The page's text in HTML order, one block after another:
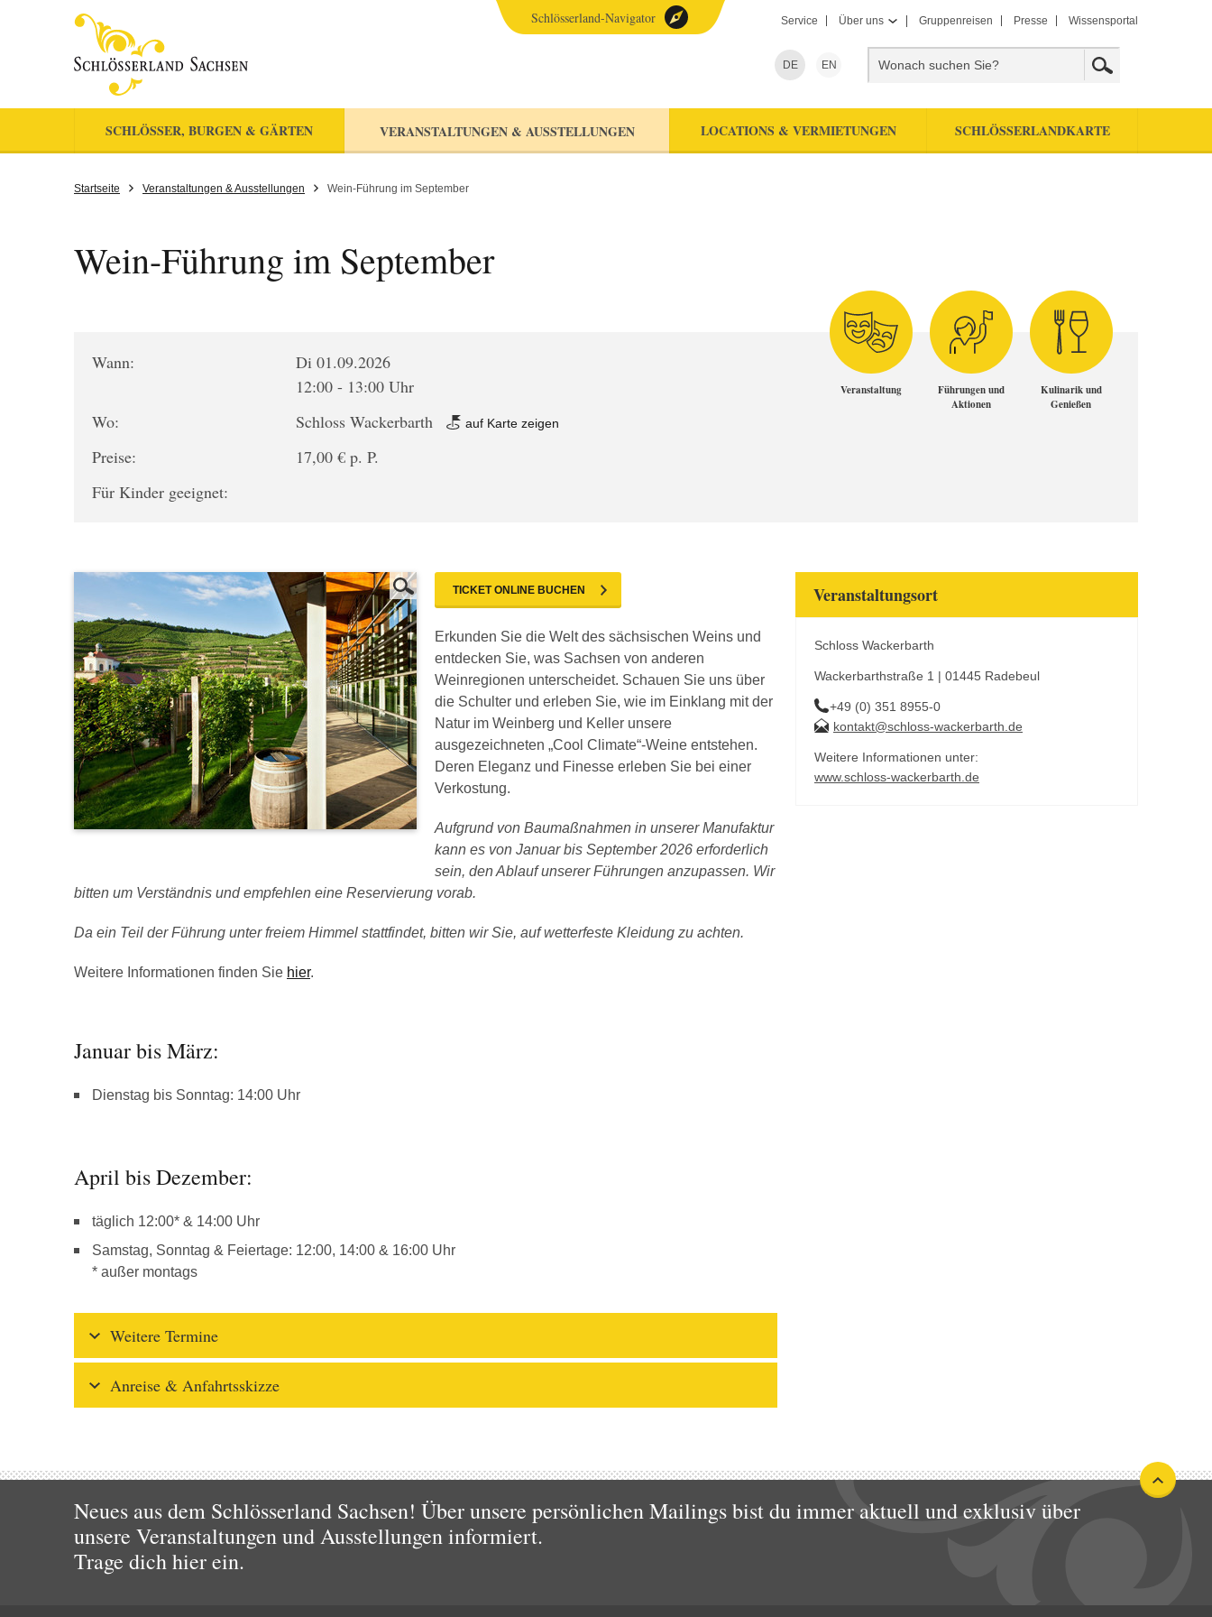
Service Über uns Gruppenreisen Presse Wissensportal
DE EN
SCHLÖSSER, BURGEN & GÄRTEN VERANSTALTUNGEN & AUSSTELLUNGEN LOCATIONS & VERMIETUNGEN SCHLÖSSERLANDKARTE
Schlösserland-Navigator
Startseite Veranstaltungen & Ausstellungen Wein-Führung im September
Wein-Führung im September
Wann:
Di 01.09.2026
12:00 - 13:00 Uhr
Wo:
Schloss Wackerbarth auf Karte zeigen
Preise:
17,00 € p. P.
Für Kinder geeignet:
Veranstaltung
Führungen und
Aktionen
Kulinarik und
Genießen
TICKET ONLINE BUCHEN
Erkunden Sie die Welt des sächsischen Weins und
entdecken Sie, was Sachsen von anderen
Weinregionen unterscheidet. Schauen Sie uns über
die Schulter und erleben Sie, wie im Einklang mit der
Natur im Weinberg und Keller unsere
ausgezeichneten „Cool Climate“-Weine entstehen.
Deren Eleganz und Finesse erleben Sie bei einer
Verkostung.
Aufgrund von Baumaßnahmen in unserer Manufaktur
kann es von Januar bis September 2026 erforderlich
sein, den Ablauf unserer Führungen anzupassen. Wir
bitten um Verständnis und empfehlen eine Reservierung vorab.
Da ein Teil der Führung unter freiem Himmel stattfindet, bitten wir Sie, auf wetterfeste Kleidung zu achten.
Weitere Informationen finden Sie hier.
Januar bis März:
Dienstag bis Sonntag: 14:00 Uhr
April bis Dezember:
täglich 12:00* & 14:00 Uhr
Samstag, Sonntag & Feiertage: 12:00, 14:00 & 16:00 Uhr
* außer montags
Weitere Termine
Anreise & Anfahrtsskizze
Veranstaltungsort
Schloss Wackerbarth
Wackerbarthstraße 1 | 01445 Radebeul
+49 (0) 351 8955-0
kontakt@schloss-wackerbarth.de
Weitere Informationen unter:
www.schloss-wackerbarth.de
Neues aus dem Schlösserland Sachsen! Über unsere persönlichen Mailings bist du immer aktuell und exklusiv über
unsere Veranstaltungen und Ausstellungen informiert.
Trage dich hier ein.